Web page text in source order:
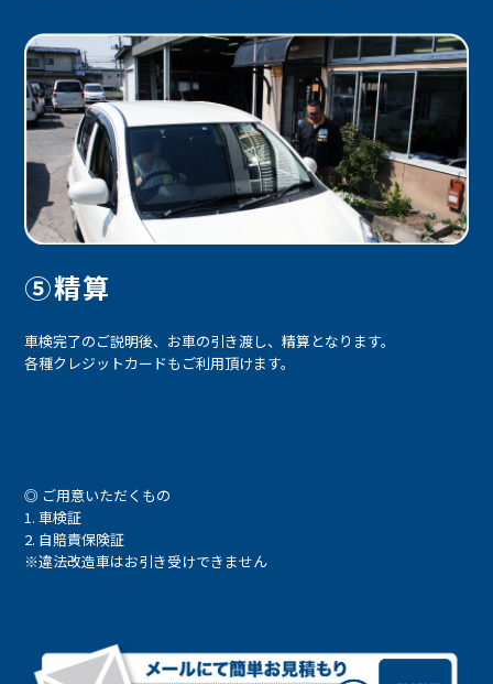
⑤精算
車検完了のご説明後、お車の引き渡し、精算となります。
各種クレジットカードもご利用頂けます。
◎ ご用意いただくもの
車検証
自賠責保険証
※違法改造車はお引き受けできません